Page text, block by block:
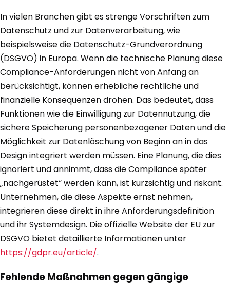
In vielen Branchen gibt es strenge Vorschriften zum
Datenschutz und zur Datenverarbeitung, wie
beispielsweise die Datenschutz-Grundverordnung
(DSGVO) in Europa. Wenn die technische Planung diese
Compliance-Anforderungen nicht von Anfang an
berücksichtigt, können erhebliche rechtliche und
finanzielle Konsequenzen drohen. Das bedeutet, dass
Funktionen wie die Einwilligung zur Datennutzung, die
sichere Speicherung personenbezogener Daten und die
Möglichkeit zur Datenlöschung von Beginn an in das
Design integriert werden müssen. Eine Planung, die dies
ignoriert und annimmt, dass die Compliance später
„nachgerüstet“ werden kann, ist kurzsichtig und riskant.
Unternehmen, die diese Aspekte ernst nehmen,
integrieren diese direkt in ihre Anforderungsdefinition
und ihr Systemdesign. Die offizielle Website der EU zur
DSGVO bietet detaillierte Informationen unter
https://gdpr.eu/article/.
Fehlende Maßnahmen gegen gängige